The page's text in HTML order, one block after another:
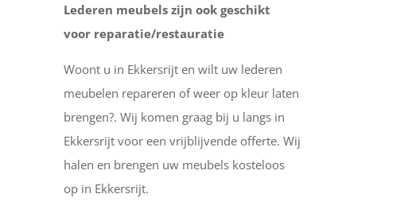
Lederen meubels zijn ook geschikt
voor reparatie/restauratie
Woont u in Ekkersrijt en wilt uw lederen
meubelen repareren of weer op kleur laten
brengen?. Wij komen graag bij u langs in
Ekkersrijt voor een vrijblijvende offerte. Wij
halen en brengen uw meubels kosteloos
op in Ekkersrijt.